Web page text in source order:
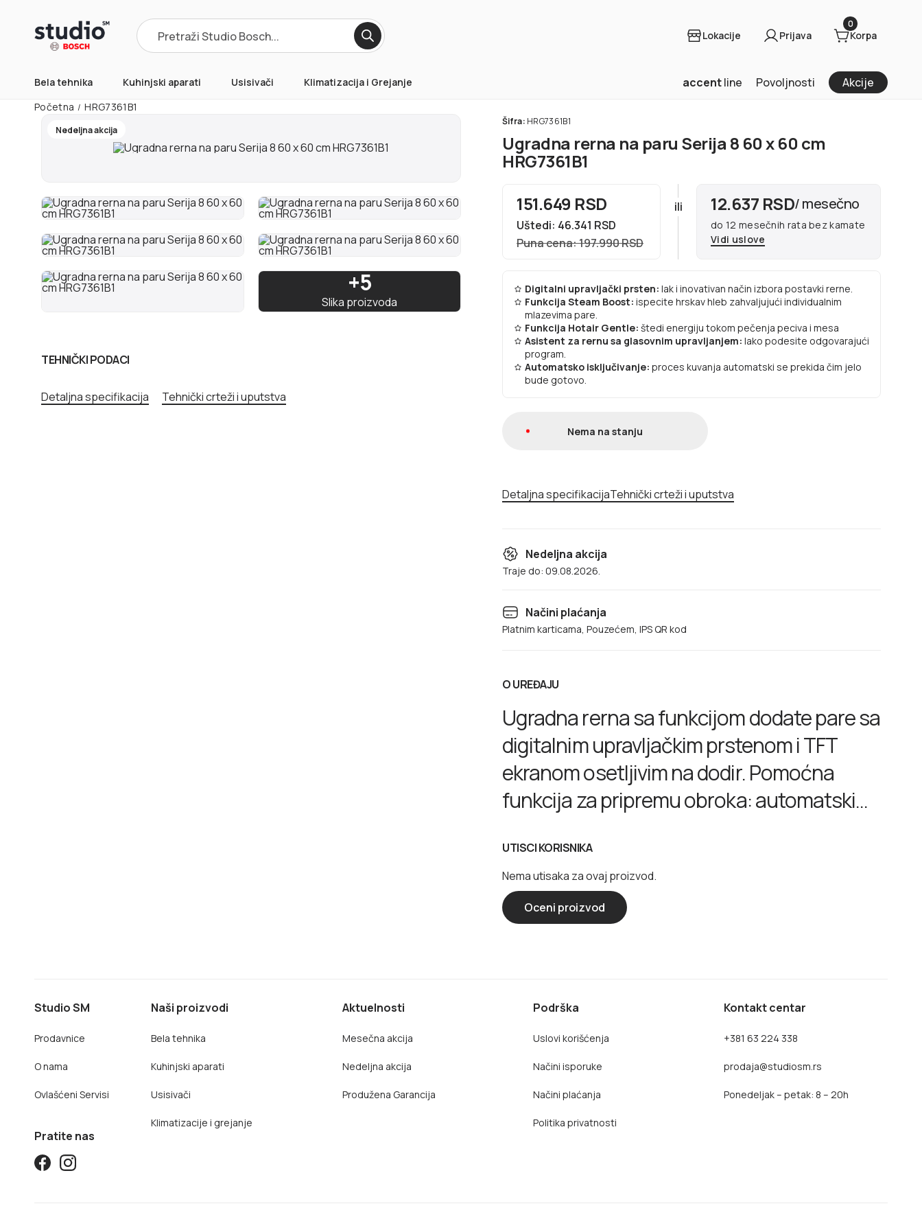
Products
search Lokacije Prijava
0
Korpa
Bela tehnika Kuhinjski aparati Usisivači Klimatizacija i Grejanje accentline Povoljnosti Akcije
Početna / HRG7361B1
Nedeljna akcija
+5
Slika proizvoda
TEHNIČKI PODACI
Detaljna specifikacija Tehnički crteži i uputstva
Šifra: HRG7361B1
Ugradna rerna na paru Serija 8 60 x 60 cm
HRG7361B1
151.649 RSD
Uštedi: 46.341 RSD
Puna cena: 197.990 RSD
ili 12.637 RSD/ mesečno
do 12 mesečnih rata bez kamate
Vidi uslove
Digitalni upravljački prsten: lak i inovativan način izbora postavki rerne.
Funkcija Steam Boost: ispecite hrskav hleb zahvaljujući individualnim
mlazevima pare.
Funkcija Hotair Gentle: štedi energiju tokom pečenja peciva i mesa
Asistent za rernu sa glasovnim upravljanjem: lako podesite odgovarajući
program.
Automatsko isključivanje: proces kuvanja automatski se prekida čim jelo
bude gotovo.
Nema na stanju
Detaljna specifikacijaTehnički crteži i uputstva
Nedeljna akcija
Traje do: 09.08.2026.
Načini plaćanja
Platnim karticama, Pouzećem, IPS QR kod
O UREĐAJU
Ugradna rerna sa funkcijom dodate pare sa
digitalnim upravljačkim prstenom i TFT
ekranom osetljivim na dodir. Pomoćna
funkcija za pripremu obroka: automatski
sočni, Home Connect za kontrolu putem
aplikacije.
UTISCI KORISNIKA
Nema utisaka za ovaj proizvod.
Oceni proizvod
Studio SM
Prodavnice
O nama
Ovlašćeni Servisi
Pratite nas
Naši proizvodi
Bela tehnika
Kuhinjski aparati
Usisivači
Klimatizacije i grejanje
Aktuelnosti
Mesečna akcija
Nedeljna akcija
Produžena Garancija
Podrška
Uslovi korišćenja
Načini isporuke
Načini plaćanja
Politika privatnosti
Kontakt centar
+381 63 224 338
prodaja@studiosm.rs
Ponedeljak – petak: 8 – 20h